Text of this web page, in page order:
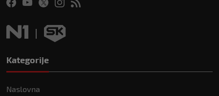
Kategorije
Naslovna